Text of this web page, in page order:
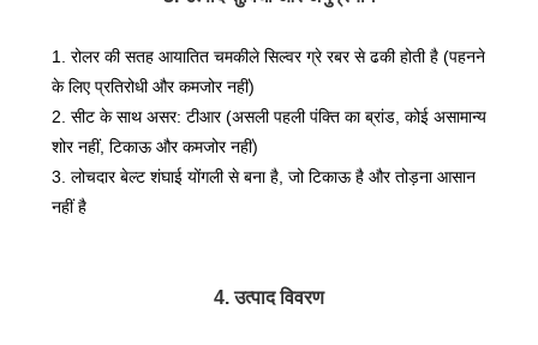
1. रोलर की सतह आयातित चमकीले सिल्वर ग्रे रबर से ढकी होती है (पहनने
के लिए प्रतिरोधी और कमजोर नहीं)
2. सीट के साथ असर: टीआर (असली पहली पंक्ति का ब्रांड, कोई असामान्य
शोर नहीं, टिकाऊ और कमजोर नहीं)
3. लोचदार बेल्ट शंघाई योंगली से बना है, जो टिकाऊ है और तोड़ना आसान
नहीं है
4. उत्पाद विवरण